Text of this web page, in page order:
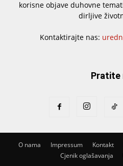
korisne objave duhovne
dirljive
Kontaktirajte nas:
Pratite
O nama Impressum Kontakt
Cjenik oglašavanja